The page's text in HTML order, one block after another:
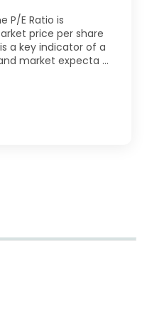
price per share
of a
market expecta ...